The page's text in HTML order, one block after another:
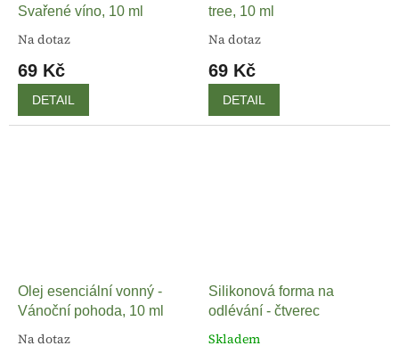
Svařené víno, 10 ml
Na dotaz
69 Kč
DETAIL
tree, 10 ml
Na dotaz
69 Kč
DETAIL
Olej esenciální vonný -
Vánoční pohoda, 10 ml
Na dotaz
Silikonová forma na
odlévání - čtverec
Skladem